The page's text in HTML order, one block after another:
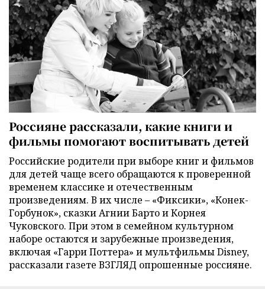
Россияне рассказали, какие книги и
фильмы помогают воспитывать детей
Российские родители при выборе книг и фильмов
для детей чаще всего обращаются к проверенной
временем классике и отечественным
произведениям. В их числе – «Фиксики», «Конек-
Горбунок», сказки Агнии Барто и Корнея
Чуковского. При этом в семейном культурном
наборе остаются и зарубежные произведения,
включая «Гарри Поттера» и мультфильмы Disney,
рассказали газете ВЗГЛЯД опрошенные россияне.